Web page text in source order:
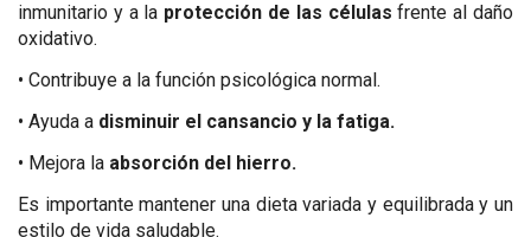
inmunitario y a la protección de las células frente al daño
oxidativo.
• Contribuye a la función psicológica normal.
• Ayuda a disminuir el cansancio y la fatiga.
• Mejora la absorción del hierro.
Es importante mantener una dieta variada y equilibrada y un
estilo de vida saludable.